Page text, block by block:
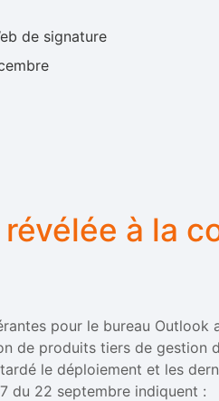
de signature
à la
pour le bureau Outlook
de produits tiers de gestion
le déploiement et les
du 22 septembre indiquent :